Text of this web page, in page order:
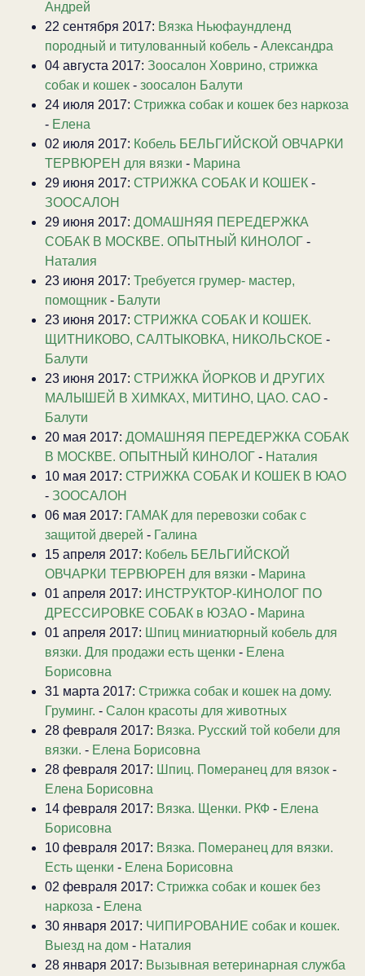
Андрей
22 сентября 2017: Вязка Ньюфаундленд
породный и титулованный кобель - Александра
04 августа 2017: Зоосалон Ховрино, стрижка
собак и кошек - зоосалон Балути
24 июля 2017: Стрижка собак и кошек без наркоза
- Елена
02 июля 2017: Кобель БЕЛЬГИЙСКОЙ ОВЧАРКИ
ТЕРВЮРЕН для вязки - Марина
29 июня 2017: СТРИЖКА СОБАК И КОШЕК -
ЗООСАЛОН
29 июня 2017: ДОМАШНЯЯ ПЕРЕДЕРЖКА
СОБАК В МОСКВЕ. ОПЫТНЫЙ КИНОЛОГ -
Наталия
23 июня 2017: Требуется грумер- мастер,
помощник - Балути
23 июня 2017: СТРИЖКА СОБАК И КОШЕК.
ЩИТНИКОВО, САЛТЫКОВКА, НИКОЛЬСКОЕ -
Балути
23 июня 2017: CТРИЖКА ЙОРКОВ И ДРУГИХ
МАЛЫШЕЙ В ХИМКАХ, МИТИНО, ЦАО. САО -
Балути
20 мая 2017: ДОМАШНЯЯ ПЕРЕДЕРЖКА СОБАК
В МОСКВЕ. ОПЫТНЫЙ КИНОЛОГ - Наталия
10 мая 2017: СТРИЖКА СОБАК И КОШЕК В ЮАО
- ЗООСАЛОН
06 мая 2017: ГАМАК для перевозки собак с
защитой дверей - Галина
15 апреля 2017: Кобель БЕЛЬГИЙСКОЙ
ОВЧАРКИ ТЕРВЮРЕН для вязки - Марина
01 апреля 2017: ИНСТРУКТОР-КИНОЛОГ ПО
ДРЕССИРОВКЕ СОБАК в ЮЗАО - Марина
01 апреля 2017: Шпиц миниатюрный кобель для
вязки. Для продажи есть щенки - Елена
Борисовна
31 марта 2017: Стрижка собак и кошек на дому.
Груминг. - Салон красоты для животных
28 февраля 2017: Вязка. Русский той кобели для
вязки. - Елена Борисовна
28 февраля 2017: Шпиц. Померанец для вязок -
Елена Борисовна
14 февраля 2017: Вязка. Щенки. РКФ - Елена
Борисовна
10 февраля 2017: Вязка. Померанец для вязки.
Есть щенки - Елена Борисовна
02 февраля 2017: Стрижка собак и кошек без
наркоза - Елена
30 января 2017: ЧИПИРОВАНИЕ собак и кошек.
Выезд на дом - Наталия
28 января 2017: Вызывная ветеринарная служба